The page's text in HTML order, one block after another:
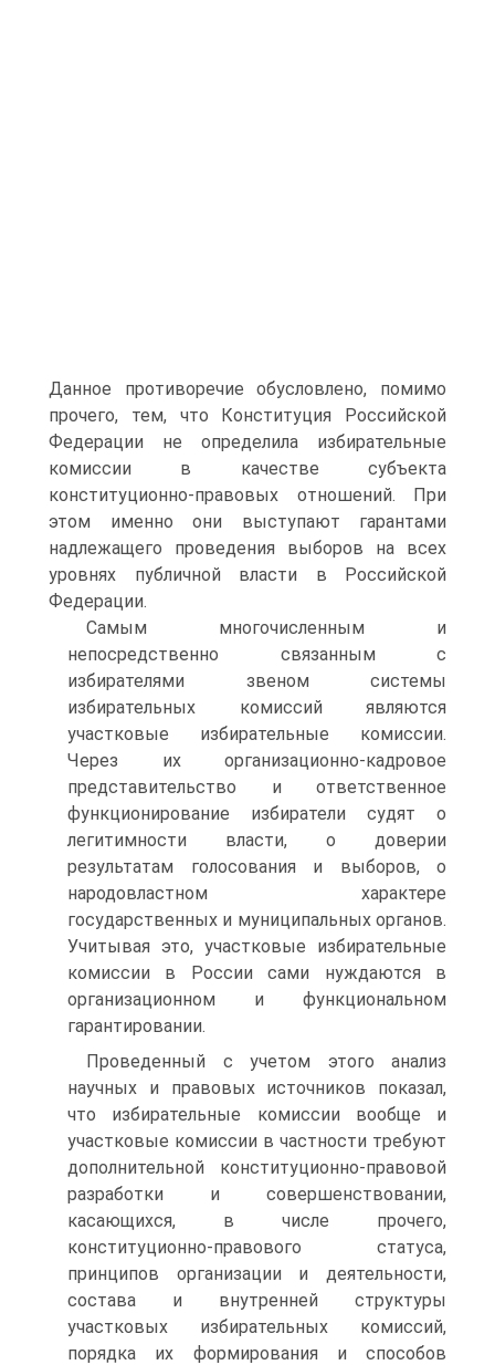
Данное противоречие обусловлено, помимо
прочего, тем, что Конституция Российской
Федерации не определила избирательные
комиссии в качестве субъекта
конституционно-правовых отношений. При
этом именно они выступают гарантами
надлежащего проведения выборов на всех
уровнях публичной власти в Российской
Федерации.
Самым многочисленным и
непосредственно связанным с
избирателями звеном системы
избирательных комиссий являются
участковые избирательные комиссии.
Через их организационно-кадровое
представительство и ответственное
функционирование избиратели судят о
легитимности власти, о доверии
результатам голосования и выборов, о
народовластном характере
государственных и муниципальных органов.
Учитывая это, участковые избирательные
комиссии в России сами нуждаются в
организационном и функциональном
гарантировании.
Проведенный с учетом этого анализ
научных и правовых источников показал,
что избирательные комиссии вообще и
участковые комиссии в частности требуют
дополнительной конституционно-правовой
разработки и совершенствовании,
касающихся, в числе прочего,
конституционно-правового статуса,
принципов организации и деятельности,
состава и внутренней структуры
участковых избирательных комиссий,
порядка их формирования и способов